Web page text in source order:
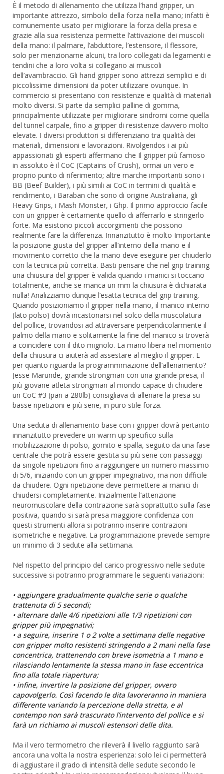
È il metodo di allenamento che utilizza l’hand gripper, un
importante attrezzo, simbolo della forza nella mano; infatti è
comunemente usato per migliorare la forza della presa e
grazie alla sua resistenza permette l’attivazione dei muscoli
della mano: il palmare, l’abduttore, l’estensore, il flessore,
solo per menzionarne alcuni, tra loro collegati da legamenti e
tendini che a loro volta si collegano ai muscoli
dell’avambraccio. Gli hand gripper sono attrezzi semplici e di
piccolissime dimensioni da poter utilizzare ovunque. In
commercio si presentano con resistenze e qualità di materiali
molto diversi. Si parte da semplici palline di gomma,
principalmente utilizzate per migliorare sindromi come quella
del tunnel carpale, fino a gripper di resistenze davvero molto
elevate. I diversi produttori si differenziano tra qualità dei
materiali, dimensioni e lavorazioni. Rivolgendos i ai più
appassionati gli esperti affermano che Il gripper più famoso
in assoluto è il CoC (Captains of Crush), ormai un vero e
proprio punto di riferimento; altre marche importanti sono i
BB (Beef Builder), i più simili ai CoC in termini di qualità e
rendimento, i Baraban che sono di origine Australiana, gli
Heavy Grips, i Mash Monster, i Ghp. Il primo approccio facile
con un gripper è certamente quello di afferrarlo e stringerlo
forte. Ma esistono piccoli accorgimenti che possono
realmente fare la differenza. Innanzitutto è molto Importante
la posizione giusta del gripper all’interno della mano e il
movimento corretto che la mano deve eseguire per chiuderlo
con la tecnica più corretta. Basti pensare che nel grip training
una chiusura del gripper è valida quando i manici si toccano
totalmente, anche se manca un mm la chiusura è dichiarata
nulla! Analizziamo dunque l’esatta tecnica del grip training.
Quando posizioniamo il gripper nella mano, il manico interno
(lato polso) dovrà incastonarsi nel solco della muscolatura
del pollice, trovandosi ad attraversare perpendicolarmente il
palmo della mano e solitamente la fine del manico si troverà
a coincidere con il dito mignolo. La mano libera nel momento
della chiusura ci aiuterà ad assestare al meglio il gripper. E
per quanto riguarda la programmmazione dell’allenamento?
Jesse Marunde, grande strongman con una grande presa, il
più giovane atleta strongman al mondo capace di chiudere
un CoC #3 (pari a 280lb) consigliava di allenare la presa su
basse ripetizioni e più serie, in puro stile forza.
Una seduta di allenamento base con i gripper dovrà pertanto
innanzitutto prevedere un warm up specifico sulla
mobilizzazione di polso, gomito e spalla, seguito da una fase
centrale che potrà essere gestita su più serie con passaggi
da singole ripetizioni fino a raggiungere un numero massimo
di 5/6, iniziando con un gripper impegnativo, ma non difficile
da chiudere. Ogni ripetizione deve permettere ai manici di
chiudersi completamente. Inizialmente l’attenzione
neuromuscolare della contrazione sarà soprattutto sulla fase
positiva, quando si sarà presa maggiore confidenza con
questi strumenti allora si potranno inserire contrazioni
isometriche e negative. La programmazione prevede sempre
un minimo di 3 sedute alla settimana.
Nel rispetto del principio del carico progressivo nelle sedute
successive si potranno programmare le seguenti variazioni:
• aggiungere gradualmente qualche serie o qualche
trattenuta di 5 secondi;
• alternare dalle 4/6 ripetizioni alle 1/3 ripetizioni con
gripper più impegnativi;
• a seguire, inserire 1 o 2 volte a settimana delle negative
con gripper molto resistenti stringendo a 2 mani nella fase
concentrica, trattenendo con breve isometria a 1 mano e
rilasciando lentamente la stessa mano in fase eccentrica
fino alla totale riapertura;
• infine, invertire la posizione del gripper, ovvero
capovolgerlo. Così facendo le dita lavoreranno in maniera
differente variando la percezione della stretta, e al
contempo non sarà trascurato l’intervento del pollice e si
farà un richiamo ai muscoli estensori delle dita.
Ma il vero termometro che rileverà il livello raggiunto sarà
ancora una volta la nostra esperienza: solo lei ci permetterà
di aggiustare il grado di intensità delle sedute secondo le